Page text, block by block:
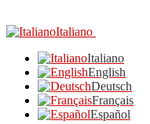
Italiano
Italiano
English
Deutsch
Français
Español